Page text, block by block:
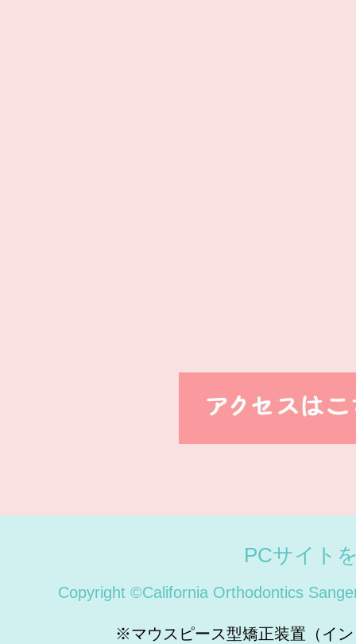
PCサイト
Copyright ©California Orthodontics
※マウスピース型矯正装置（イ